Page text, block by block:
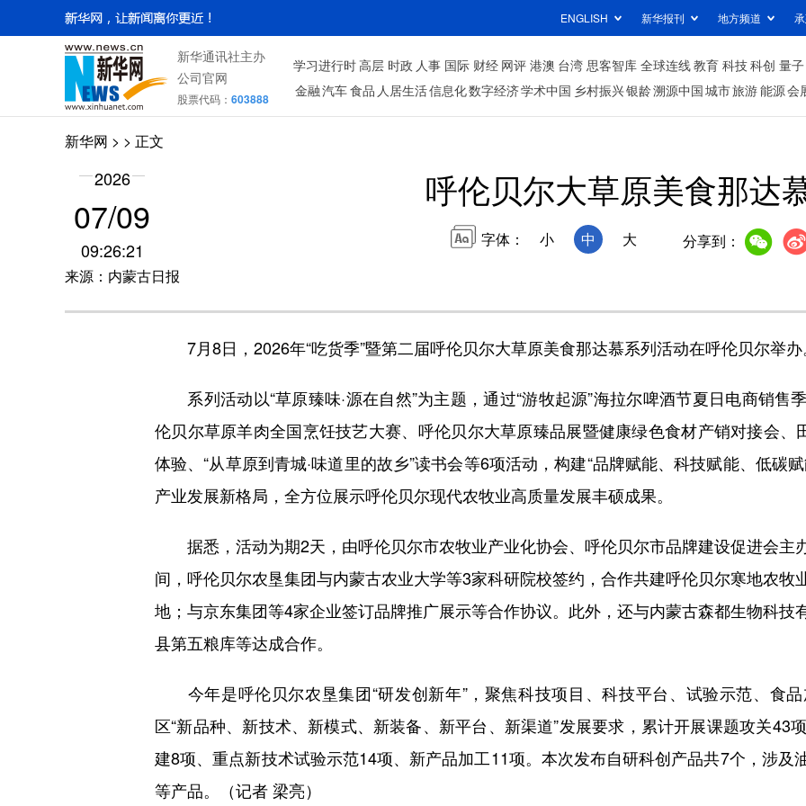
ENGLISH 新华报刊 地方频道
新华通讯社主办
公司官网
股票代码： 603888
学习进行时高层 时政 人事 国际 财经 网评 港澳 台湾 思客智库 全球连线教育 科技科创 量子
金融汽车食品 人居生活信息化数字经济学术中国 乡村振兴银龄溯源中国城市旅游能源会
新华网 > > 正文
2026
07/09
09:26:21
来源：内蒙古日报
呼伦贝尔大草原美食那达
字体： 小 中 大 分享到：
7月8日，2026年“吃货季”暨第二届呼伦贝尔大草原美食那达慕系列活动在呼伦贝尔举
系列活动以“草原臻味·源在自然”为主题，通过“游牧起源”海拉尔啤酒节夏日电商销售
伦贝尔草原羊肉全国烹饪技艺大赛、呼伦贝尔大草原臻品展暨健康绿色食材产销对接会、
体验、“从草原到青城·味道里的故乡”读书会等6项活动，构建“品牌赋能、科技赋能、低碳
产业发展新格局，全方位展示呼伦贝尔现代农牧业高质量发展丰硕成果。
据悉，活动为期2天，由呼伦贝尔市农牧业产业化协会、呼伦贝尔市品牌建设促进会主
间，呼伦贝尔农垦集团与内蒙古农业大学等3家科研院校签约，合作共建呼伦贝尔寒地农牧
地；与京东集团等4家企业签订品牌推广展示等合作协议。此外，还与内蒙古森都生物科技
县第五粮库等达成合作。
今年是呼伦贝尔农垦集团“研发创新年”，聚焦科技项目、科技平台、试验示范、食
区“新品种、新技术、新模式、新装备、新平台、新渠道”发展要求，累计开展课题攻关43
建8项、重点新技术试验示范14项、新产品加工11项。本次发布自研科创产品共7个，涉及
等产品。（记者 梁亮）